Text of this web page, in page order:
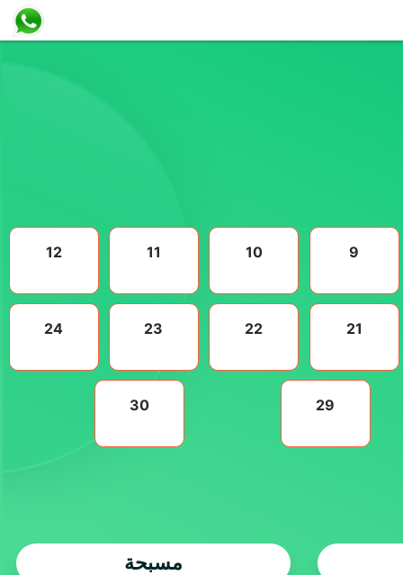
9
10
11
12
21
22
23
24
29
30
مسبحة